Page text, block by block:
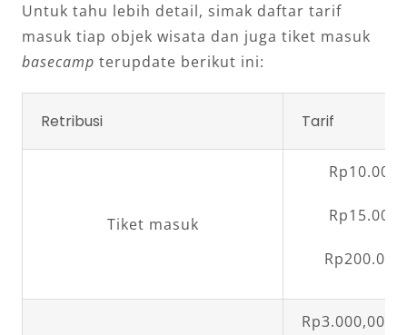
Untuk tahu lebih detail, simak daftar tarif
masuk tiap objek wisata dan juga tiket masuk
basecamp terupdate berikut ini:
Retribusi Tarif
Tiket masuk
Rp3.000,00